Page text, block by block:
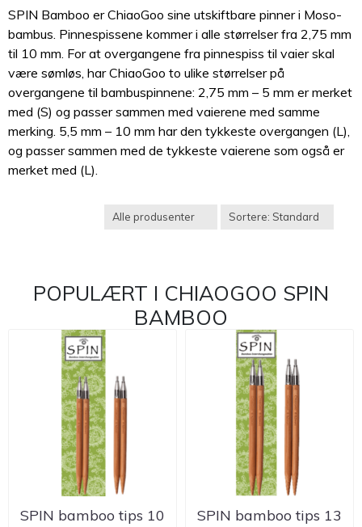
SPIN Bamboo er ChiaoGoo sine utskiftbare pinner i Moso-
bambus. Pinnespissene kommer i alle størrelser fra 2,75 mm
til 10 mm. For at overgangene fra pinnespiss til vaier skal
være sømløs, har ChiaoGoo to ulike størrelser på
overgangene til bambuspinnene: 2,75 mm – 5 mm er merket
med (S) og passer sammen med vaierene med samme
merking. 5,5 mm – 10 mm har den tykkeste overgangen (L),
og passer sammen med de tykkeste vaierene som også er
merket med (L).
POPULÆRT I CHIAOGOO SPIN
BAMBOO
SPIN bamboo tips 10
SPIN bamboo tips 13